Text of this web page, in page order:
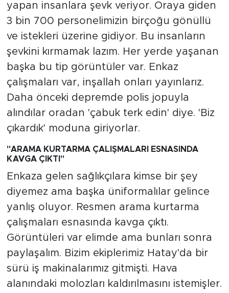
yapan insanlara şevk veriyor. Oraya giden
3 bin 700 personelimizin birçoğu gönüllü
ve istekleri üzerine gidiyor. Bu insanların
şevkini kırmamak lazım. Her yerde yaşanan
başka bu tip görüntüler var. Enkaz
çalışmaları var, inşallah onları yayınlarız.
Daha önceki depremde polis jopuyla
alındılar oradan 'çabuk terk edin' diye. 'Biz
çıkardık' moduna giriyorlar.
"ARAMA KURTARMA ÇALIŞMALARI ESNASINDA
KAVGA ÇIKTI"
Enkaza gelen sağlıkçılara kimse bir şey
diyemez ama başka üniformalılar gelince
yanlış oluyor. Resmen arama kurtarma
çalışmaları esnasında kavga çıktı.
Görüntüleri var elimde ama bunları sonra
paylaşalım. Bizim ekiplerimiz Hatay'da bir
sürü iş makinalarımız gitmişti. Hava
alanındaki molozları kaldırılmasını istemişler.